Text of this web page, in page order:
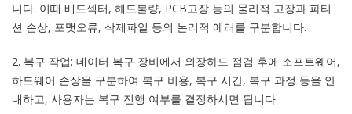
니다. 이때 배드섹터, 헤드불량, PCB고장 등의 물리적 고장과 파티
션 손상, 포맷오류, 삭제파일 등의 논리적 에러를 구분합니다.
2. 복구 작업: 데이터 복구 장비에서 외장하드 점검 후에 소프트웨어,
하드웨어 손상을 구분하여 복구 비용, 복구 시간, 복구 과정 등을 안
내하고, 사용자는 복구 진행 여부를 결정하시면 됩니다.